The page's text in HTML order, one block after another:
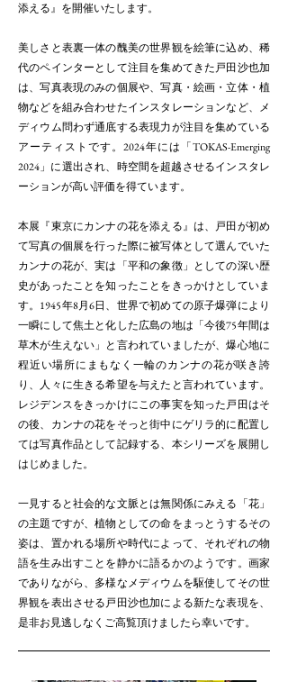
添える』を開催いたします。
美しさと表裏一体の醜美の世界観を絵筆に込め、稀
代のペインターとして注目を集めてきた戸田沙也加
は、写真表現のみの個展や、写真・絵画・立体・植
物などを組み合わせたインスタレーションなど、メ
ディウム問わず通底する表現力が注目を集めている
アーティストです。2024年には「TOKAS-Emerging
2024」に選出され、時空間を超越させるインスタレ
ーションが高い評価を得ています。
本展『東京にカンナの花を添える』は、戸田が初め
て写真の個展を行った際に被写体として選んでいた
カンナの花が、実は「平和の象徴」としての深い歴
史があったことを知ったことをきっかけとしていま
す。1945年8月6日、世界で初めての原子爆弾により
一瞬にして焦土と化した広島の地は「今後75年間は
草木が生えない」と言われていましたが、爆心地に
程近い場所にまもなく一輪のカンナの花が咲き誇
り、人々に生きる希望を与えたと言われています。
レジデンスをきっかけにこの事実を知った戸田はそ
の後、カンナの花をそっと街中にゲリラ的に配置し
ては写真作品として記録する、本シリーズを展開し
はじめました。
一見すると社会的な文脈とは無関係にみえる「花」
の主題ですが、植物としての命をまっとうするその
姿は、置かれる場所や時代によって、それぞれの物
語を生み出すことを静かに語るかのようです。画家
でありながら、多様なメディウムを駆使してその世
界観を表出させる戸田沙也加による新たな表現を、
是非お見逃しなくご高覧頂けましたら幸いです。